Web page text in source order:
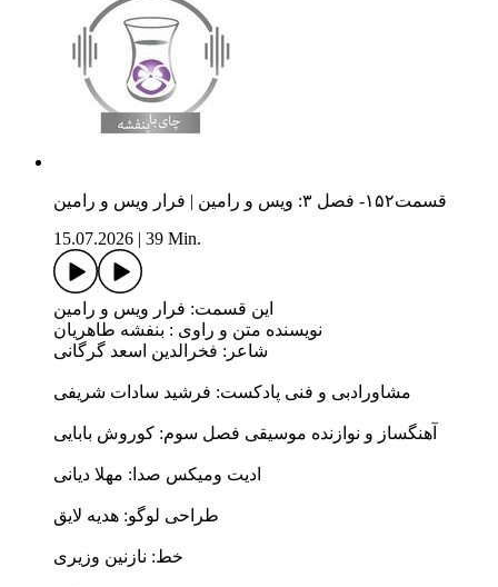
قسمت۱۵۲- فصل ۳: ویس و رامین | فرار ویس و رامین
15.07.2026
39 Min.
این قسمت: فرار ویس و رامین
نویسنده متن و راوی : بنفشه طاهریان
شاعر: فخرالدین اسعد گرگانی
مشاورادبی و فنی پادکست: فرشید سادات شریفی
آهنگساز و نوازنده موسیقی فصل سوم: کوروش بابایی
ادیت ومیکس صدا: مهلا دیانی
طراحی لوگو: هدیه لایق
خط: نازنین وزیری